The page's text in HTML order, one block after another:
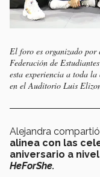
El foro es organizado
Federación de
esta experiencia a toda
en el Auditorio Luis
Alejandra
alinea con las
aniversario a
HeForShe.